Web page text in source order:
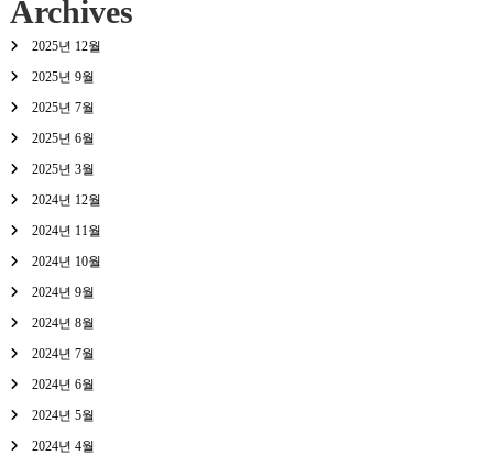
Archives
2025년 12월
2025년 9월
2025년 7월
2025년 6월
2025년 3월
2024년 12월
2024년 11월
2024년 10월
2024년 9월
2024년 8월
2024년 7월
2024년 6월
2024년 5월
2024년 4월